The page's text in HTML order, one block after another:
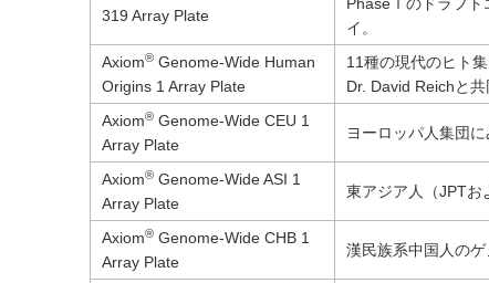
319 Array Plate
イ。
Axiom®Genome-Wide Human
Origins 1 Array Plate
11種の現代のヒト
Dr. David Reichと共
Axiom®Genome-Wide CEU 1
Array Plate
ヨーロッパ人集団
Axiom®Genome-Wide ASI 1
Array Plate
東アジア人（JPTお
Axiom®Genome-Wide CHB 1
Array Plate
漢民族系中国人の